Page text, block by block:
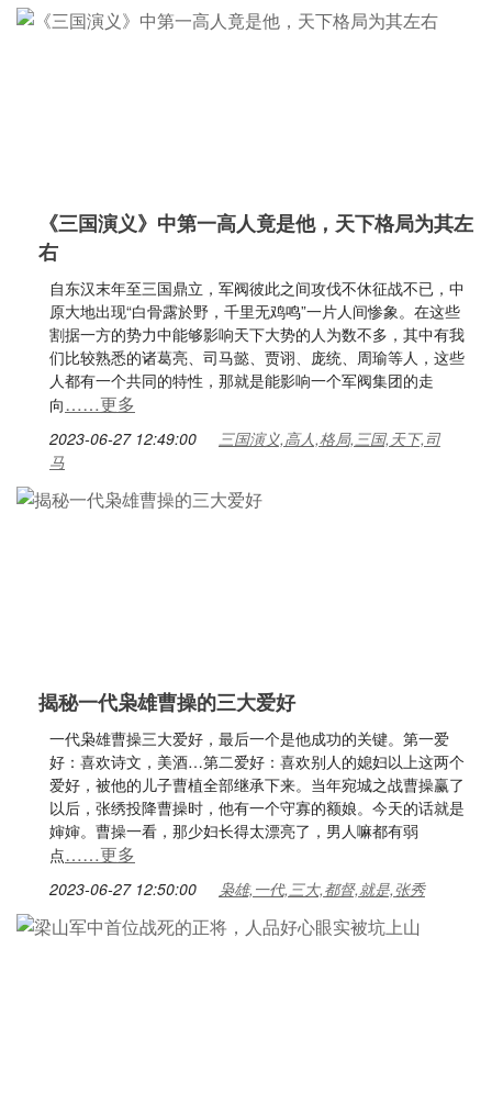
《三国演义》中第一高人竟是他，天下格局为其左
右
自东汉末年至三国鼎立，军阀彼此之间攻伐不休征战不已，中
原大地出现“白骨露於野，千里无鸡鸣”一片人间惨象。在这些
割据一方的势力中能够影响天下大势的人为数不多，其中有我
们比较熟悉的诸葛亮、司马懿、贾诩、庞统、周瑜等人，这些
人都有一个共同的特性，那就是能影响一个军阀集团的走
向……更多
2023-06-27 12:49:00
三国演义,高人,格局,三国,天下,司
马
揭秘一代枭雄曹操的三大爱好
一代枭雄曹操三大爱好，最后一个是他成功的关键。第一爱
好：喜欢诗文，美酒…第二爱好：喜欢别人的媳妇以上这两个
爱好，被他的儿子曹植全部继承下来。当年宛城之战曹操赢了
以后，张绣投降曹操时，他有一个守寡的额娘。今天的话就是
婶婶。曹操一看，那少妇长得太漂亮了，男人嘛都有弱
点……更多
2023-06-27 12:50:00 枭雄,一代,三大,都督,就是,张秀